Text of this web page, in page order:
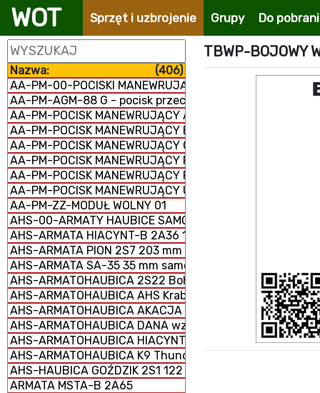
WOT Sprzęt i uzbrojenie Grupy Do
Nazwa:
(406)
AA-PM-00-POCISKI MANEWRUJĄCE
AA-PM-AGM-88 G - pocisk przeciwradiolokacyjny
AA-PM-POCISK MANEWRUJĄCY AGM-158 JASSM
AA-PM-POCISK MANEWRUJĄCY BANDEROL-S8000
AA-PM-POCISK MANEWRUJĄCY Ch-101/102
AA-PM-POCISK MANEWRUJĄCY FP-5 Flamingo
AA-PM-POCISK MANEWRUJĄCY RBS-15 MK3
AA-PM-POCISK MANEWRUJĄCY UGM-109/RGM-109/
AA-PM-ZZ-MODUŁ WOLNY 01
AHS-00-ARMATY HAUBICE SAMOBIEŻNE
AHS-ARMATA HIACYNT-B 2A36 152 mm
AHS-ARMATA PION 2S7 203 mm samobieżna
AHS-ARMATA SA-35 35 mm samobieżna
AHS-ARMATOHAUBICA 2S22 Bohdana 155 mm
AHS-ARMATOHAUBICA AHS Krab 155 mm samobieżna
AHS-ARMATOHAUBICA AKACJA 2S3M 152 mm
AHS-ARMATOHAUBICA DANA wz. 1977 152 mm
AHS-ARMATOHAUBICA HIACYNT 2S5 152 mm samobieżna
AHS-ARMATOHAUBICA K9 Thunder 155 mm samobieżna
AHS-HAUBICA GOŹDZIK 2S1 122 mm samobieżna
ARMATA MSTA-B 2A65
TBWP-BOJOWY